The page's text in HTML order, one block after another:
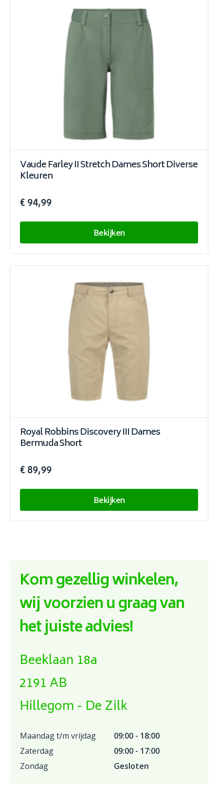
Vaude Farley II Stretch Dames Short Diverse
Kleuren
€ 94,99
Bekijken
Royal Robbins Discovery III Dames
Bermuda Short
€ 89,99
Bekijken
Kom gezellig winkelen,
wij voorzien u graag van
het juiste advies!
Beeklaan 18a
2191 AB
Hillegom - De Zilk
Maandag t/m vrijdag
09:00 - 18:00
Zaterdag
09:00 - 17:00
Zondag
Gesloten